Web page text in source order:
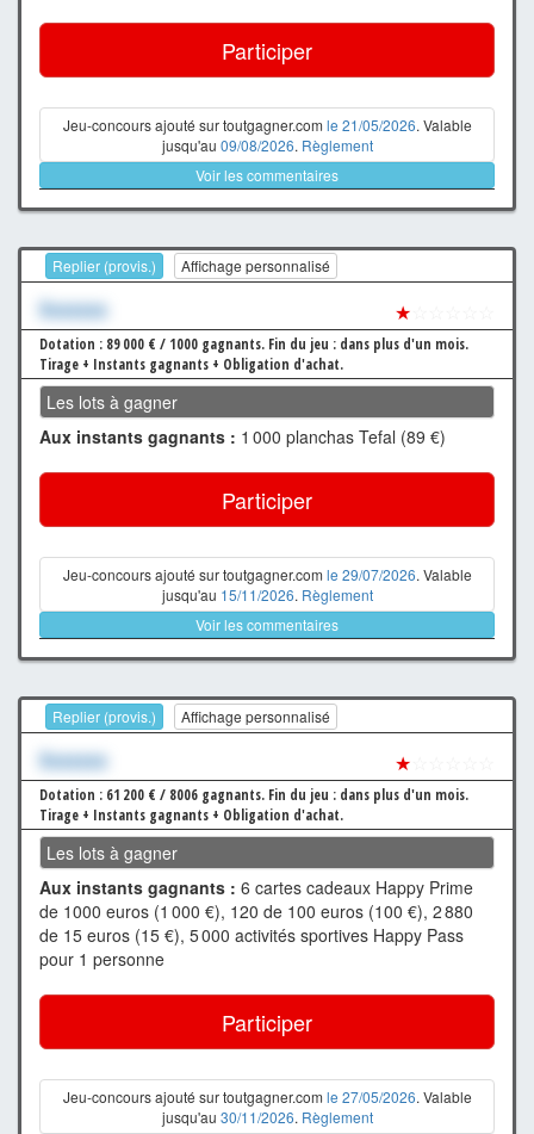
Participer
Jeu-concours ajouté sur toutgagner.com le 21/05/2026. Valable
jusqu'au 09/08/2026. Règlement
Voir les commentaires
Replier (provis.) Affichage personnalisé
Xxxxxxx ★
Dotation : 89 000 € / 1000 gagnants. Fin du jeu : dans plus d'un mois.
Tirage + Instants gagnants + Obligation d'achat.
Les lots à gagner
Aux instants gagnants : 1 000 planchas Tefal (89 €)
Participer
Jeu-concours ajouté sur toutgagner.com le 29/07/2026. Valable
jusqu'au 15/11/2026. Règlement
Voir les commentaires
Replier (provis.) Affichage personnalisé
Xxxxxxx ★
Dotation : 61 200 € / 8006 gagnants. Fin du jeu : dans plus d'un mois.
Tirage + Instants gagnants + Obligation d'achat.
Les lots à gagner
Aux instants gagnants : 6 cartes cadeaux Happy Prime
de 1000 euros (1 000 €), 120 de 100 euros (100 €), 2 880
de 15 euros (15 €), 5 000 activités sportives Happy Pass
pour 1 personne
Participer
Jeu-concours ajouté sur toutgagner.com le 27/05/2026. Valable
jusqu'au 30/11/2026. Règlement